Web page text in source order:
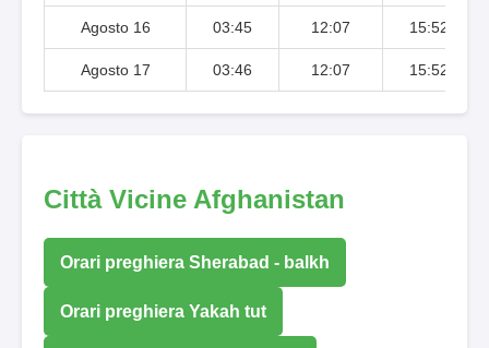
Agosto 16 03:45 12:07 15:52
Agosto 17 03:46 12:07 15:52
Città Vicine Afghanistan
Orari preghiera Sherabad - balkh
Orari preghiera Yakah tut